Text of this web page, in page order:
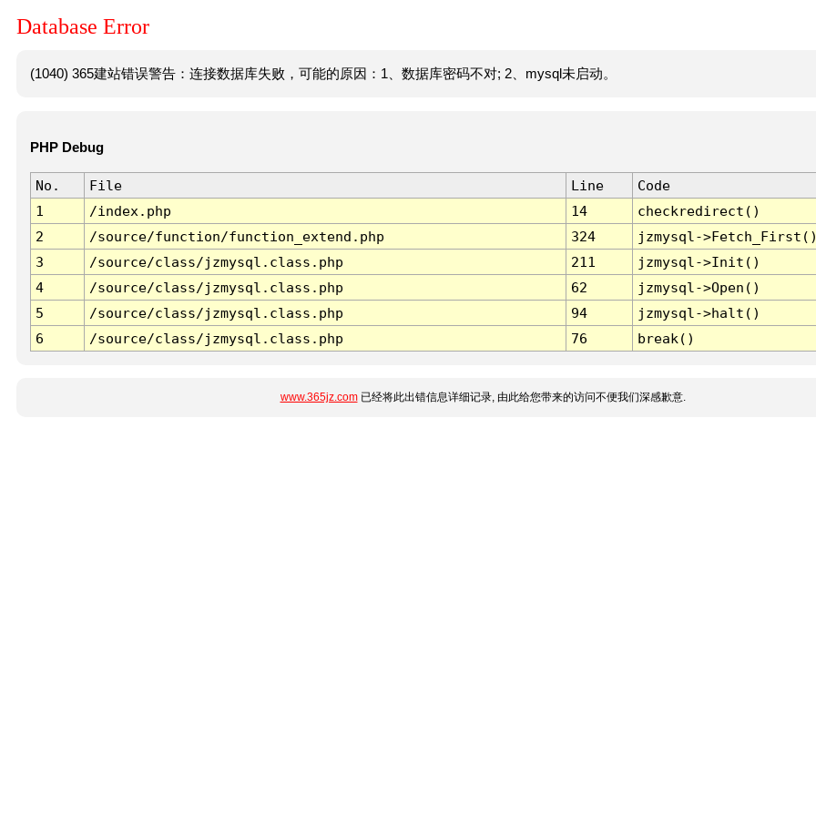
Database Error
(1040) 365建站错误警告：连接数据库失败，可能的原因：1、数据库密码不对; 2、mysql未启动。
PHP Debug
No. File Line
Code
1
/index.php 14
checkredirect()
2
/source/function/function_extend.php 324
jzmysql-
3
/source/class/jzmysql.class.php 211
jzmysql->Init()
4
/source/class/jzmysql.class.php 62
jzmysql->Open()
5
/source/class/jzmysql.class.php 94
jzmysql->halt()
6
/source/class/jzmysql.class.php 76 break()
www.365jz.com已经将此出错信息详细记录, 由此给您带来的访问不便我们深感歉意.